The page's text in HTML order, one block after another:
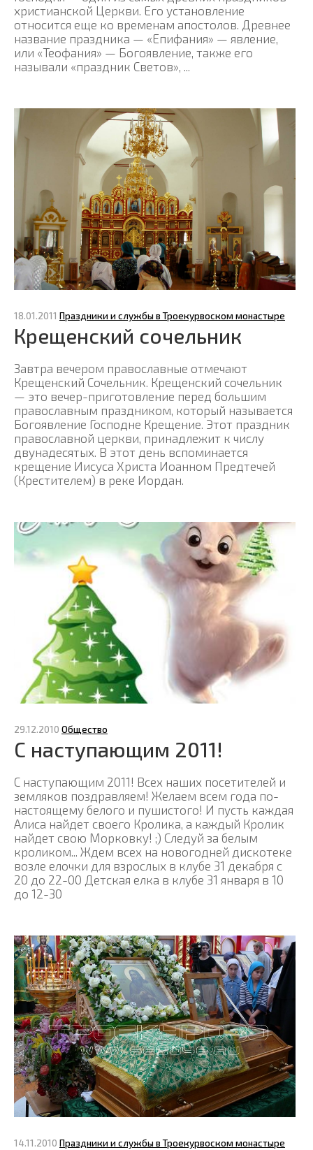
христианской Церкви. Его установление
относится еще ко временам апостолов. Древнее
название праздника — «Епифания» — явление,
или «Теофания» — Богоявление, также его
называли «праздник Светов», ...
18.01.2011 Праздники и службы в Троекурвоском монастыре
Крещенский сочельник
Завтра вечером православные отмечают
Крещенский Сочельник. Крещенский сочельник
— это вечер-приготовление перед большим
православным праздником, который называется
Богоявление Господне Крещение. Этот праздник
православной церкви, принадлежит к числу
двунадесятых. В этот день вспоминается
крещение Иисуса Христа Иоанном Предтечей
(Крестителем) в реке Иордан.
29.12.2010 Общество
С наступающим 2011!
С наступающим 2011! Всех наших посетителей и
земляков поздравляем! Желаем всем года по-
настоящему белого и пушистого! И пусть каждая
Алиса найдет своего Кролика, а каждый Кролик
найдет свою Морковку! ;) Следуй за белым
кроликом... Ждем всех на новогодней дискотеке
возле елочки для взрослых в клубе 31 декабря c
20 до 22-00 Детская елка в клубе 31 января в 10
до 12-30
14.11.2010 Праздники и службы в Троекурвоском монастыре